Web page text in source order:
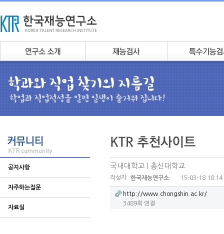
공지사항
자주하는질문
자료실
국내대학교 | 총신대학교
작성자 한국재능연구소 15-03-18 18:14
http://www.chongshin.ac.kr/
3489회 연결